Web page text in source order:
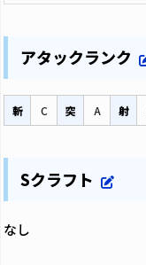
アタックランク
斬 C 突 A 射
Sクラフト
なし